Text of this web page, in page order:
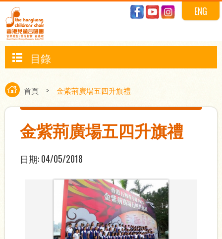
ENG
目錄
首頁 > 金紫荊廣場五四升旗禮
金紫荊廣場五四升旗禮
日期:04/05/2018